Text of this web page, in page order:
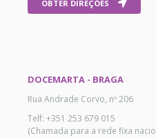
OBTER DIREÇÕES
DOCEMARTA - BRAGA
Rua Andrade Corvo, nº 206
Telf: +351 253 679 015
(Chamada para a rede fixa